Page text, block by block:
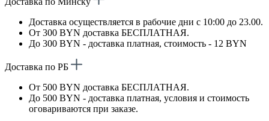
Доставка осуществляется в рабочие дни с 10:00 до 23.00.
От 300 BYN доставка БЕСПЛАТНАЯ.
До 300 BYN - доставка платная, стоимость - 12 BYN
Доставка по РБ
От 500 BYN доставка БЕСПЛАТНАЯ.
До 500 BYN - доставка платная, условия и стоимость
оговариваются при заказе.